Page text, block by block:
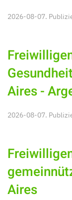
2026-08-07.
Aires -
2026-08-07.
Aires